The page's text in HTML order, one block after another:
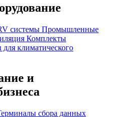
системы Промышленные
Комплекты
для климатического
и
сбора данных